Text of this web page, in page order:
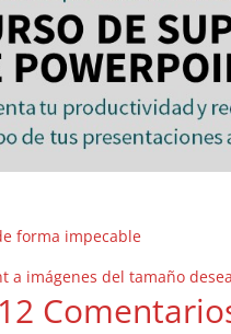
forma impecable
a imágenes del tamaño
12